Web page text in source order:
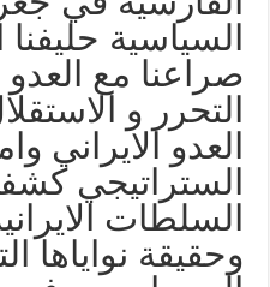
حليفنا
مع العدو
و
الايراني
نواياها